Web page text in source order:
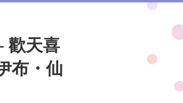
歡天喜
布・仙